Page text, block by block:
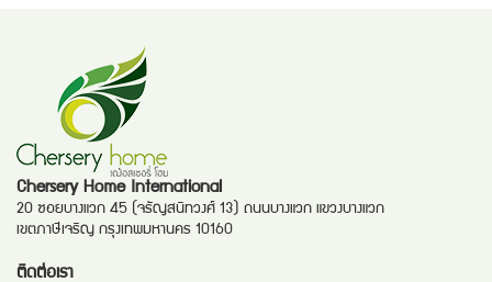
Chersery Home International
20 ซอยบางแวก 45 (จรัญสนิทวงศ์ 13) ถนนบางแวก แขวงบางแวก
เขตภาษีเจริญ กรุงเทพมหานคร 10160
ติดต่อเรา